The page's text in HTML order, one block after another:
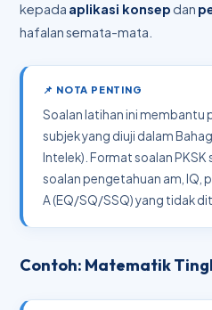
kepada aplikasi konsep dan
hafalan semata-mata.
📌 NOTA PENTING
Soalan latihan ini membantu
subjek yang diuji dalam
Intelek). Format soalan
soalan pengetahuan am, IQ,
A (EQ/SQ/SSQ) yang tidak
Contoh: Matematik